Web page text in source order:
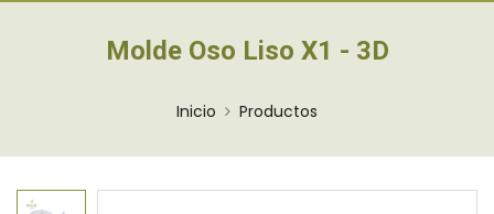
Molde Oso Liso X1 - 3D
Inicio Productos